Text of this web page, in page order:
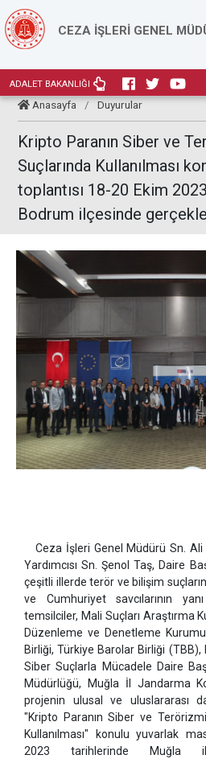
CEZA İŞLERİ GENEL
ADALET BAKANLIĞI
Anasayfa / Duyurular
Kripto Paranın Siber ve
Suçlarında Kullanılması
toplantısı 18-20 Ekim
Bodrum ilçesinde
Ceza İşleri Genel Müdürü Sn.
Yardımcısı Sn. Şenol Taş, Daire
çeşitli illerde terör ve bilişim
ve Cumhuriyet savcılarının
temsilciler, Mali Suçları Araştırma
Düzenleme ve Denetleme
Birliği, Türkiye Barolar Birliği
Siber Suçlarla Mücadele Daire
Müdürlüğü, Muğla İl Jandarma
projenin ulusal ve uluslararası
"Kripto Paranın Siber ve
Kullanılması" konulu yuvarlak
2023 tarihlerinde Muğla